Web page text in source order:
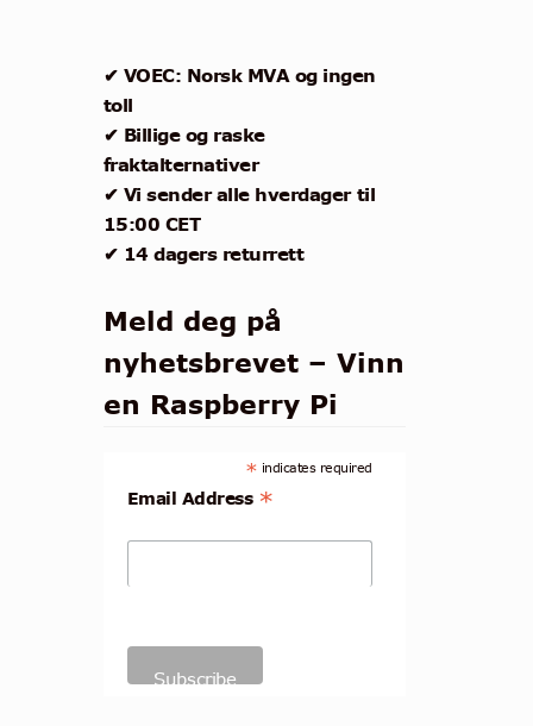
✔ VOEC: Norsk MVA og ingen
toll
✔ Billige og raske
fraktalternativer
✔ Vi sender alle hverdager til
15:00 CET
✔ 14 dagers returrett
Meld deg på
nyhetsbrevet – Vinn
en Raspberry Pi
* indicates required
Email Address *